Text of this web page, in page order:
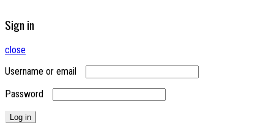
Sign in
close
Username or email
Password
Log in